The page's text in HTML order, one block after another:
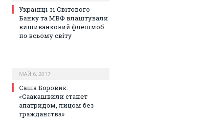
Українці зі Світового
Банку та МВФ влаштували
вишиванковий флешмоб
по всьому світу
МАЙ 6, 2017
Саша Боровик:
«Саакашвили станет
апатридом, лицом без
гражданства»